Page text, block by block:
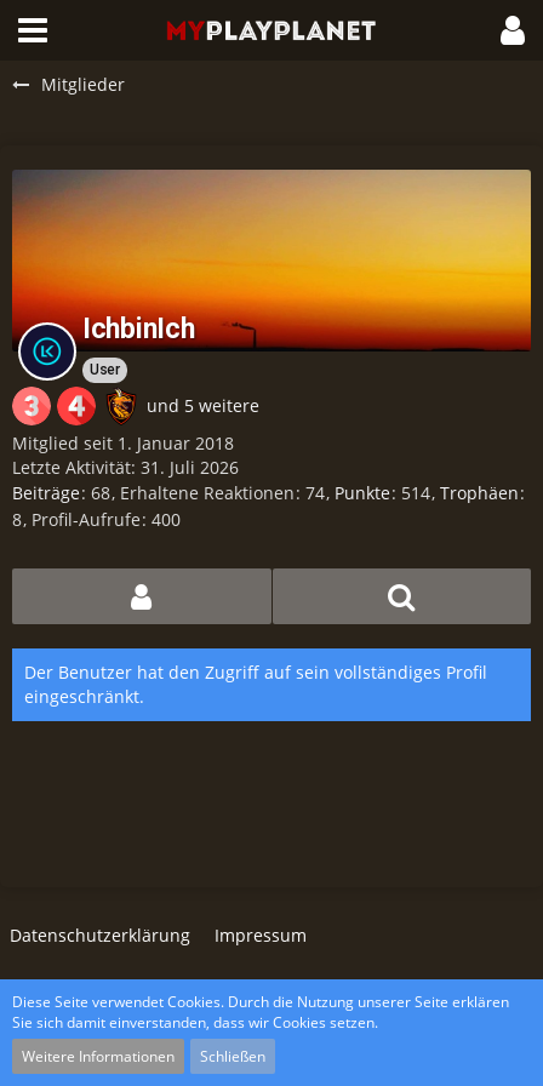
Mitglieder
IchbinIch
User
und 5 weitere
Mitglied seit 1. Januar 2018
Letzte Aktivität: 31. Juli 2026
Beiträge 68 Erhaltene Reaktionen 74 Punkte 514 Trophäen
8 Profil-Aufrufe 400
Der Benutzer hat den Zugriff auf sein vollständiges Profil
eingeschränkt.
Datenschutzerklärung Impressum
Community-Software:WoltLab Suite™ 5.4.34
wcf.Lucent.copyright
Diese Seite verwendet Cookies. Durch die Nutzung unserer Seite erklären
Sie sich damit einverstanden, dass wir Cookies setzen.
Weitere Informationen
Schließen